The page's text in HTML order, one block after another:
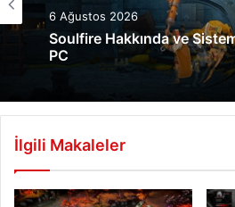
6 Ağustos 2026
Soulfire Hakkında ve
Sistem Gereksinimleri
5 Ağustos 2026
Gereksinimleri PC
İlgili Makaleler